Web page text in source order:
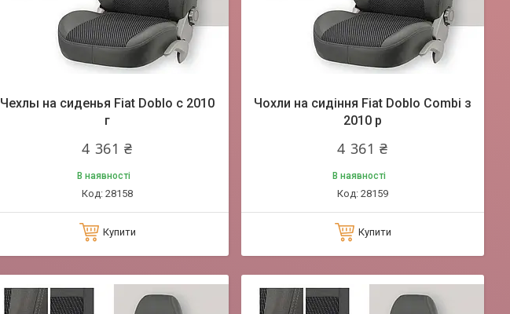
Чехлы на сиденья Fiat Doblo c 2010
г
4 361 ₴
В наявності
28158
Купити
Чохли на сидіння Fiat Doblo Combi з
2010 р
4 361 ₴
В наявності
28159
Купити